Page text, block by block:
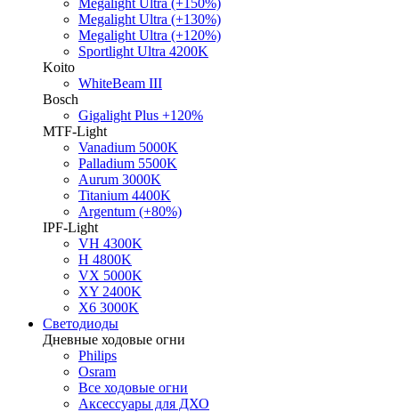
Megalight Ultra (+150%)
Megalight Ultra (+130%)
Megalight Ultra (+120%)
Sportlight Ultra 4200K
Koito
WhiteBeam III
Bosch
Gigalight Plus +120%
MTF-Light
Vanadium 5000K
Palladium 5500K
Aurum 3000K
Titanium 4400K
Argentum (+80%)
IPF-Light
VH 4300K
H 4800K
VX 5000K
XY 2400K
X6 3000K
Светодиоды
Дневные ходовые огни
Philips
Osram
Все ходовые огни
Аксессуары для ДХО